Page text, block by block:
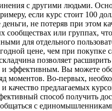
с другими людьми.
если курс стоит 100
не потеряв при этом
сообществах или группах,
для отдельного
цене, чем при покупке
позволяет
эффективным. Вы можете
моментов. Во-первых,
предлагаемых
способ получить
с